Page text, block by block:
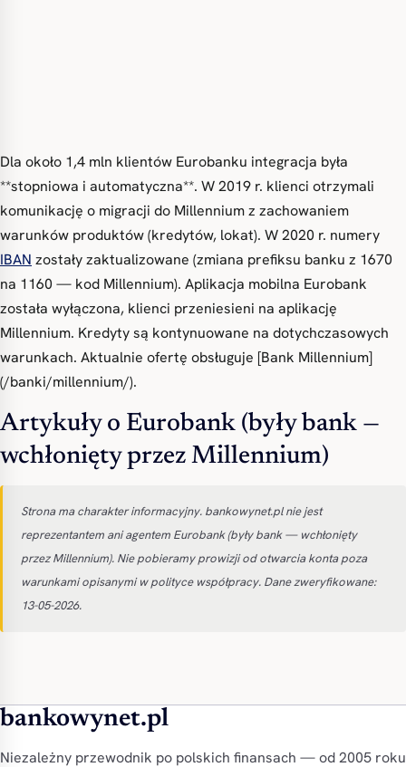
Dla około 1,4 mln klientów Eurobanku integracja była
**stopniowa i automatyczna**. W 2019 r. klienci otrzymali
komunikację o migracji do Millennium z zachowaniem
warunków produktów (kredytów, lokat). W 2020 r. numery
IBAN zostały zaktualizowane (zmiana prefiksu banku z 1670
na 1160 — kod Millennium). Aplikacja mobilna Eurobank
została wyłączona, klienci przeniesieni na aplikację
Millennium. Kredyty są kontynuowane na dotychczasowych
warunkach. Aktualnie ofertę obsługuje [Bank Millennium]
(/banki/millennium/).
Artykuły o Eurobank (były bank —
wchłonięty przez Millennium)
Strona ma charakter informacyjny. bankowynet.pl nie jest
reprezentantem ani agentem Eurobank (były bank — wchłonięty
przez Millennium). Nie pobieramy prowizji od otwarcia konta poza
warunkami opisanymi w polityce współpracy. Dane zweryfikowane:
13-05-2026.
bankowynet.pl
Niezależny przewodnik po polskich finansach — od 2005 roku